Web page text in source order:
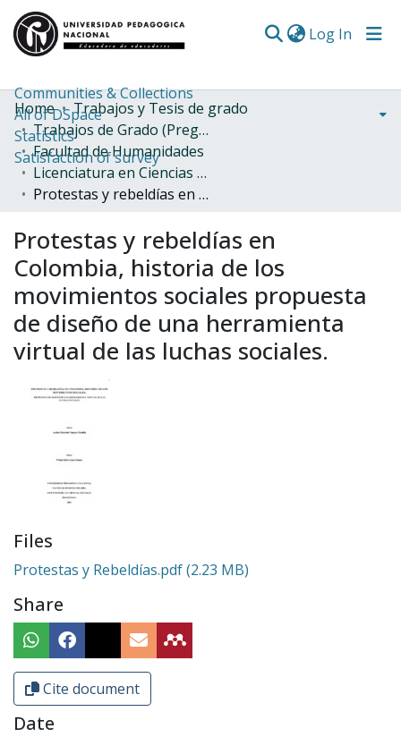
Log In
Communities & Collections
All of DSpace
Statistics
Satisfaction of survey
Home
Trabajos y Tesis de grado
Trabajos de Grado (Pregrado)
Facultad de Humanidades
Licenciatura en Ciencias Sociales
Protestas y rebeldías en Colombia, historia de los movimientos sociales propuesta de diseño de una herramienta virtual de las luchas sociales.
Protestas y rebeldías en
Colombia, historia de los
movimientos sociales propuesta
de diseño de una herramienta
virtual de las luchas sociales.
Files
Protestas y Rebeldías.pdf(2.23 MB)
Share
Cite document
Date